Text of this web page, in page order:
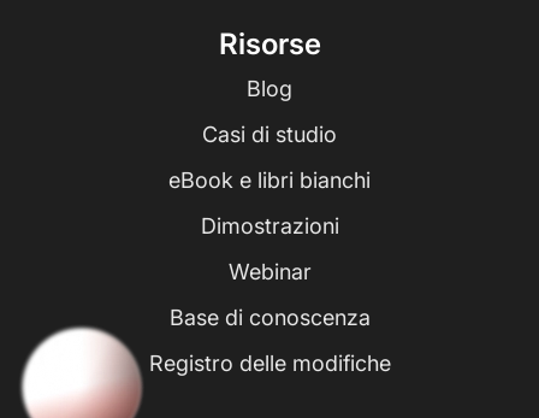
Risorse
Blog
Casi di studio
eBook e libri bianchi
Dimostrazioni
Webinar
Base di conoscenza
Registro delle modifiche